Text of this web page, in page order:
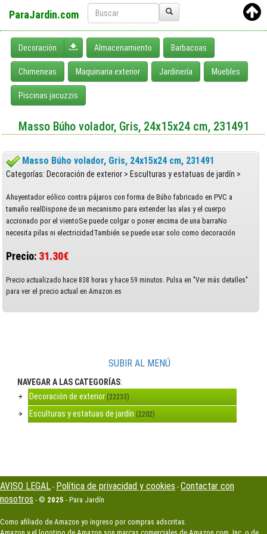
ParaJardin.com
Decoración Desplegar menú
Almacenamiento Barbacoas
Chimeneas Maquinaria exterior Jardinería Muebles
Piscinas jacuzzis
Masso Búho volador, Gris, 24x15x24 cm, 231491
Masso Búho volador, Gris, 24x15x24 cm, 231491
Categorías: Decoración de exterior > Esculturas y estatuas de jardín >
Ahuyentador eólico contra pájaros con forma de Búho fabricado en PVC a
tamaño realDispone de un mecanismo para extender las alas y el cuerpo
accionado por el vientoSe puede colgar o poner encima de una barraNo
necesita pilas ni electricidadTambién se puede usar solo como decoración
Precio: 31.30€
Precio actualizado hace 838 horas y hace 59 minutos. Pulsa en "Ver más detalles"
para ver el precio actual en Amazon.es
SUBIR AL MENÚ
NAVEGAR A LAS CATEGORÍAS:
Decoración de exterior (22233)
Esculturas y estatuas de jardín (2202)
AVISO LEGAL - Política de privacidad y cookies - Contactar con
nosotros - © 2025 - Para Jardín
Como afiliado de Amazon yo ingreso por compras adscritas.